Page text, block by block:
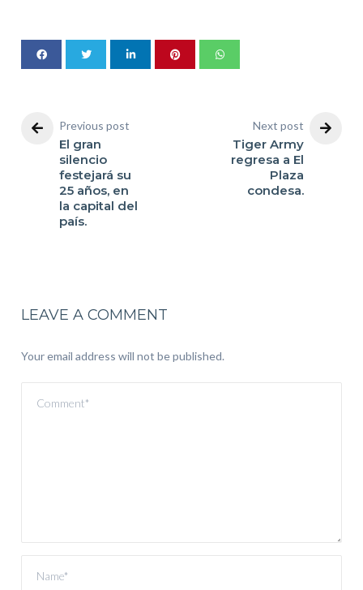
Previous post
El gran
silencio
festejará su
25 años, en
la capital del
país.
Next post
Tiger Army
regresa a El
Plaza
condesa.
LEAVE A COMMENT
Your email address will not be published.